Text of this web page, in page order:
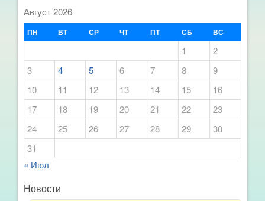
Август 2026
ПН ВТ СР ЧТ ПТ СБ ВС
1
2
3
4 5 6 7 8
9
10
11 12 13 14 15
16
17
18 19 20 21 22
23
24
25 26 27 28 29
30
31
« Июл
Новости